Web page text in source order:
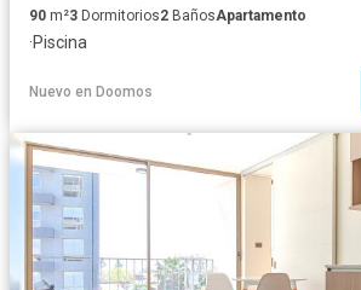
90 m²3 Dormitorios2 BañosApartamento
·Piscina
Nuevo en Doomos